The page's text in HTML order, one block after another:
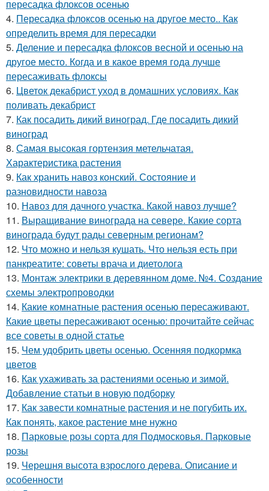
пересадка флоксов осенью
4. Пересадка флоксов осенью на другое место.. Как
определить время для пересадки
5. Деление и пересадка флоксов весной и осенью на
другое место. Когда и в какое время года лучше
пересаживать флоксы
6. Цветок декабрист уход в домашних условиях. Как
поливать декабрист
7. Как посадить дикий виноград. Где посадить дикий
виноград
8. Самая высокая гортензия метельчатая.
Характеристика растения
9. Как хранить навоз конский. Состояние и
разновидности навоза
10. Навоз для дачного участка. Какой навоз лучше?
11. Выращивание винограда на севере. Какие сорта
винограда будут рады северным регионам?
12. Что можно и нельзя кушать. Что нельзя есть при
панкреатите: советы врача и диетолога
13. Монтаж электрики в деревянном доме. №4. Создание
схемы электропроводки
14. Какие комнатные растения осенью пересаживают.
Какие цветы пересаживают осенью: прочитайте сейчас
все советы в одной статье
15. Чем удобрить цветы осенью. Осенняя подкормка
цветов
16. Как ухаживать за растениями осенью и зимой.
Добавление статьи в новую подборку
17. Как завести комнатные растения и не погубить их.
Как понять, какое растение мне нужно
18. Парковые розы сорта для Подмосковья. Парковые
розы
19. Черешня высота взрослого дерева. Описание и
особенности